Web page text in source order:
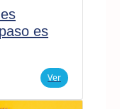
es
Ver